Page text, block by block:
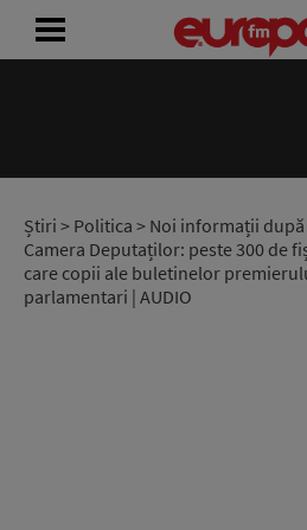
Știri > Politica > Noi informații
Camera Deputaților: peste 300 de
care copii ale buletinelor
parlamentari | AUDIO
RADIO
CONCURSURI